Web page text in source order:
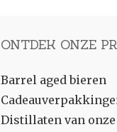
ONTDEK ONZE
Barrel aged bieren
Distillaten van